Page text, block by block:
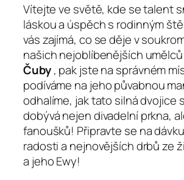
Vítejte ve světě, kde se talent
láskou a úspěch s rodinným
vás zajímá, co se děje v
našich nejoblíbenějších umělců
Čuby, pak jste na správném
podíváme na jeho půvabnou
odhalíme, jak tato silná dvojice
dobývá nejen divadelní prkna,
fanoušků! Připravte se na
radosti a nejnovějších drbů ze
a jeho Ewy!